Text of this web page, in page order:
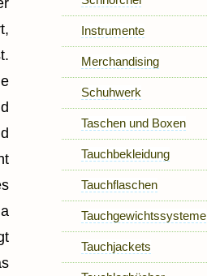
Instrumente
Merchandising
Schuhwerk
Taschen und Boxen
Tauchbekleidung
Tauchflaschen
Tauchgewichtssysteme
Tauchjackets